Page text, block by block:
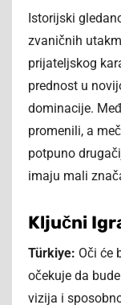
Istorijski
zvaničnih
prijateljskog
prednost u
dominacije.
promenili, a
potpuno
imaju mali
Ključni
Türkiye: Oči će
očekuje da
vizija i